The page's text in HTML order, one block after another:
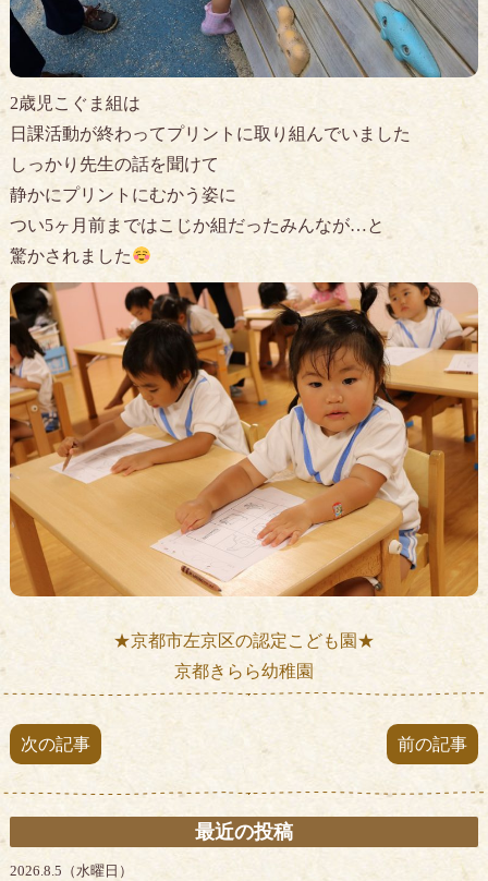
2歳児こぐま組は
日課活動が終わってプリントに取り組んでいました
しっかり先生の話を聞けて
静かにプリントにむかう姿に
つい5ヶ月前まではこじか組だったみんなが…と
驚かされました
★京都市左京区の認定こども園★
京都きらら幼稚園
次の記事 前の記事
最近の投稿
2026.8.5（水曜日）